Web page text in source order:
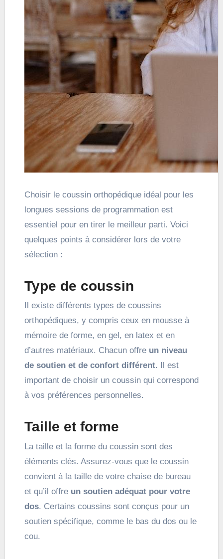
Choisir le coussin orthopédique idéal pour les
longues sessions de programmation est
essentiel pour en tirer le meilleur parti. Voici
quelques points à considérer lors de votre
sélection :
Type de coussin
Il existe différents types de coussins
orthopédiques, y compris ceux en mousse à
mémoire de forme, en gel, en latex et en
d’autres matériaux. Chacun offre un niveau
de soutien et de confort différent. Il est
important de choisir un coussin qui correspond
à vos préférences personnelles.
Taille et forme
La taille et la forme du coussin sont des
éléments clés. Assurez-vous que le coussin
convient à la taille de votre chaise de bureau
et qu’il offre un soutien adéquat pour votre
dos. Certains coussins sont conçus pour un
soutien spécifique, comme le bas du dos ou le
cou.